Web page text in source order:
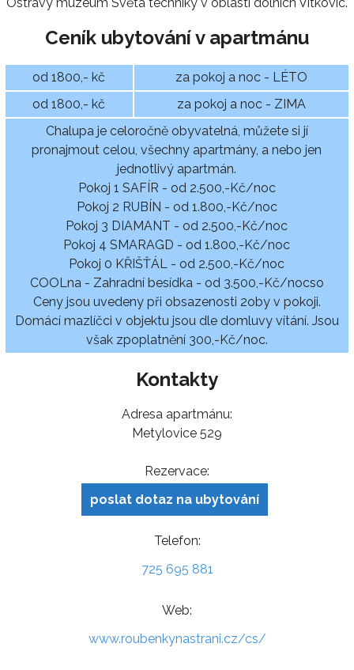
Ceník ubytování v apartmánu
od 1800,- kč
za pokoj a noc - LÉTO
od 1800,- kč
za pokoj a noc - ZIMA
Chalupa je celoročně obyvatelná, můžete si jí
pronajmout celou, všechny apartmány, a nebo jen
jednotlivý apartmán.
Pokoj 1 SAFÍR - od 2.500,-Kč/noc
Pokoj 2 RUBÍN - od 1.800,-Kč/noc
Pokoj 3 DIAMANT - od 2.500,-Kč/noc
Pokoj 4 SMARAGD - od 1.800,-Kč/noc
Pokoj 0 KŘIŠŤÁL - od 2.500,-Kč/noc
COOLna - Zahradní besídka - od 3.500,-Kč/nocso
Ceny jsou uvedeny při obsazenosti 2oby v pokoji.
Domácí mazlíčci v objektu jsou dle domluvy vítání. Jsou
však zpoplatnění 300,-Kč/noc.
Kontakty
Adresa apartmánu:
Metylovice 529
Rezervace:
poslat dotaz na ubytování
Telefon:
725 695 881
Web:
www.roubenkynastrani.cz/cs/